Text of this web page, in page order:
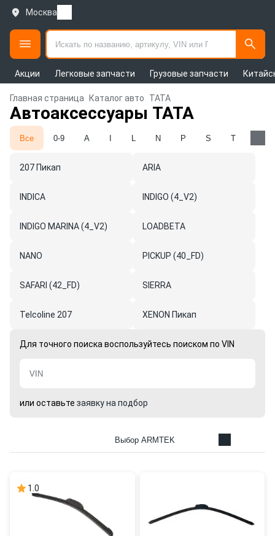
Москва
Акции Легковые запчасти Грузовые запчасти
Главная страница Каталог авто TATA
Автоаксессуары TATA
Все 0-9 A I L N P S T
207 Пикап ARIA
INDICA INDIGO (4_V2)
INDIGO MARINA (4_V2) LOADBETA
NANO PICKUP (40_FD)
SAFARI (42_FD) SIERRA
Telcoline 207 XENON Пикап
Для точного поиска воспользуйтесь поиском по VIN
или оставьте заявку на подбор
Выбор ARMTEK
1.0